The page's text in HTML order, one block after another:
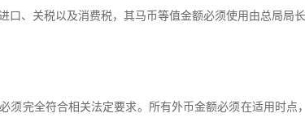
口、关税以及消费税，其马币等值金额必须使用由总局局
须完全符合相关法定要求。所有外币金额必须在适用时